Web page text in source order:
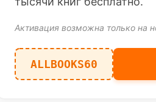
Активация возможна только на
ALLBOOKS60